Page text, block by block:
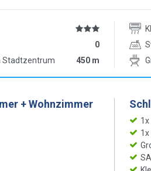
0
Stadtzentrum
450 m
+ Wohnzimmer